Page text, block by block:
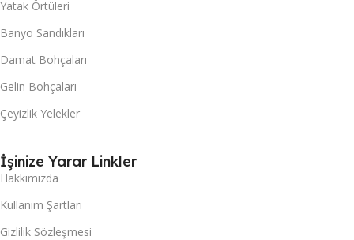
Yatak Örtüleri
Banyo Sandıkları
Damat Bohçaları
Gelin Bohçaları
Çeyizlik Yelekler
İşinize Yarar Linkler
Hakkımızda
Kullanım Şartları
Gizlilik Sözleşmesi